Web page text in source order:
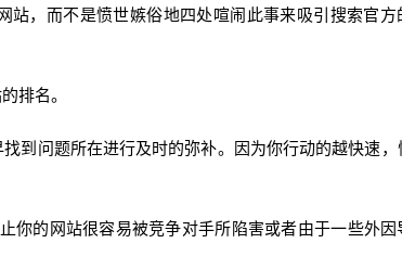
，而不是愤世嫉俗地四处喧闹此事来吸引搜索官方
排名。
到问题所在进行及时的弥补。因为你行动的越快速，
你的网站很容易被竞争对手所陷害或者由于一些外因